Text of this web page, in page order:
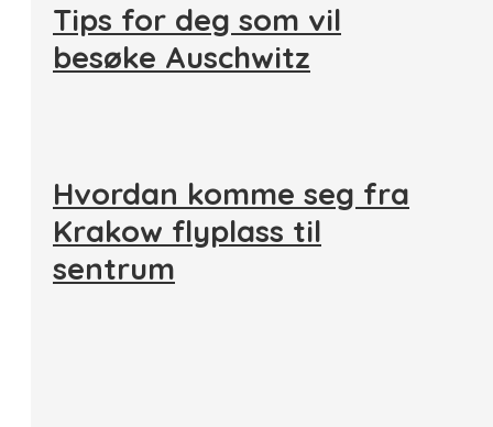
Tips for deg som vil
besøke Auschwitz
Hvordan komme seg fra
Krakow flyplass til
sentrum